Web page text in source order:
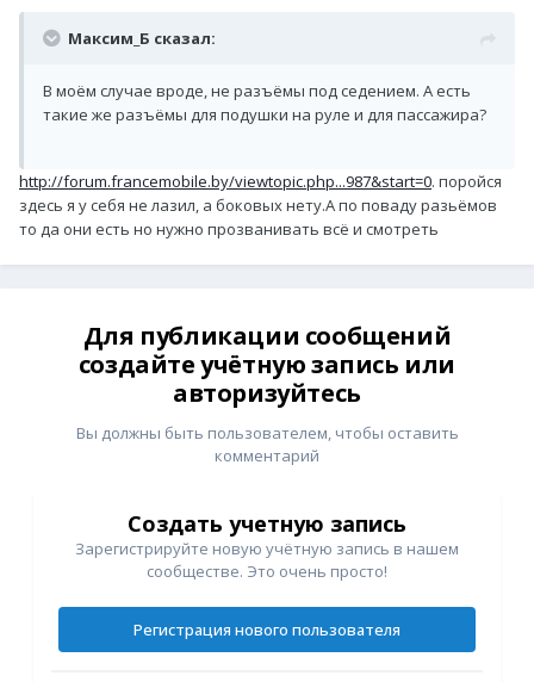
Максим_Б сказал:
В моём случае вроде, не разъёмы под седением. А есть
такие же разъёмы для подушки на руле и для пассажира?
http://forum.francemobile.by/viewtopic.php...987&start=0. поройся
здесь я у себя не лазил, а боковых нету.А по поваду разьёмов
то да они есть но нужно прозванивать всё и смотреть
Для публикации сообщений
создайте учётную запись или
авторизуйтесь
Вы должны быть пользователем, чтобы оставить
комментарий
Создать учетную запись
Зарегистрируйте новую учётную запись в нашем
сообществе. Это очень просто!
Регистрация нового пользователя